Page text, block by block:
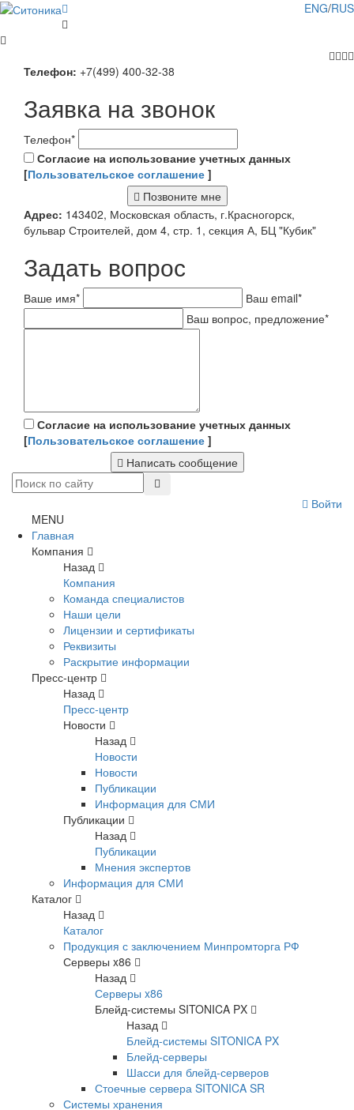
ENG/RUS
Телефон: +7(499) 400-32-38
Заявка на звонок
Телефон*
Согласие на использование учетных данных
[Пользовательское соглашение ]
Позвоните мне
Адрес: 143402, Московская область, г.Красногорск,
бульвар Строителей, дом 4, стр. 1, секция А, БЦ "Кубик"
Задать вопрос
Ваше имя* Ваш email*
Ваш вопрос, предложение*
Согласие на использование учетных данных
[Пользовательское соглашение ]
Написать сообщение
Войти
MENU
Главная
Компания
Назад
Компания
Команда специалистов
Наши цели
Лицензии и сертификаты
Реквизиты
Раскрытие информации
Пресс-центр
Назад
Пресс-центр
Новости
Назад
Новости
Новости
Публикации
Информация для СМИ
Публикации
Назад
Публикации
Мнения экспертов
Информация для СМИ
Каталог
Назад
Каталог
Продукция с заключением Минпромторга РФ
Серверы x86
Назад
Серверы x86
Блейд-системы SITONICA PX
Назад
Блейд-системы SITONICA PX
Блейд-серверы
Шасси для блейд-серверов
Стоечные сервера SITONICA SR
Системы хранения